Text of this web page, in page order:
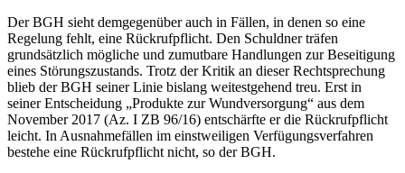
Der BGH sieht demgegenüber auch in Fällen, in denen so eine
Regelung fehlt, eine Rückrufpflicht. Den Schuldner träfen
grundsätzlich mögliche und zumutbare Handlungen zur Beseitigung
eines Störungszustands. Trotz der Kritik an dieser Rechtsprechung
blieb der BGH seiner Linie bislang weitestgehend treu. Erst in
seiner Entscheidung „Produkte zur Wundversorgung“ aus dem
November 2017 (Az. I ZB 96/16) entschärfte er die Rückrufpflicht
leicht. In Ausnahmefällen im einstweiligen Verfügungsverfahren
bestehe eine Rückrufpflicht nicht, so der BGH.